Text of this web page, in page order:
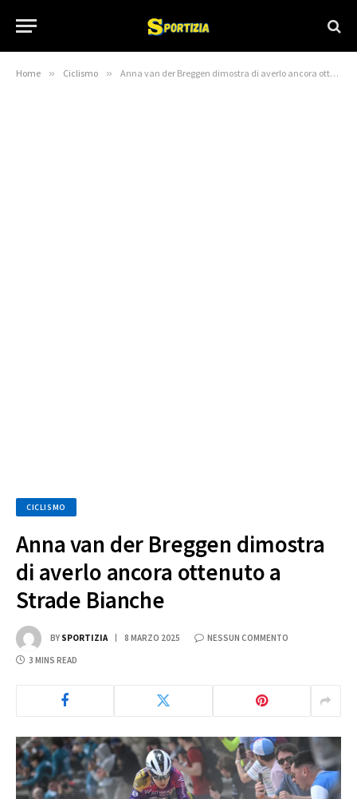
Home » Ciclismo » Anna van der Breggen dimostra di averlo ancora ottenuto a Strade Bianche
CICLISMO
Anna van der Breggen dimostra
di averlo ancora ottenuto a
Strade Bianche
BY SPORTIZIA 8 MARZO 2025 NESSUN COMMENTO
3 MINS READ